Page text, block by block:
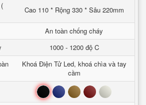
Cao 110 * Rộng 330 * Sâu 220mm
An toàn chống cháy
1000 - 1200 độ C
Khoá Điện Tử Led, khoá chìa và tay
cầm
Đen Xanh Nâu Đỏ Trắng